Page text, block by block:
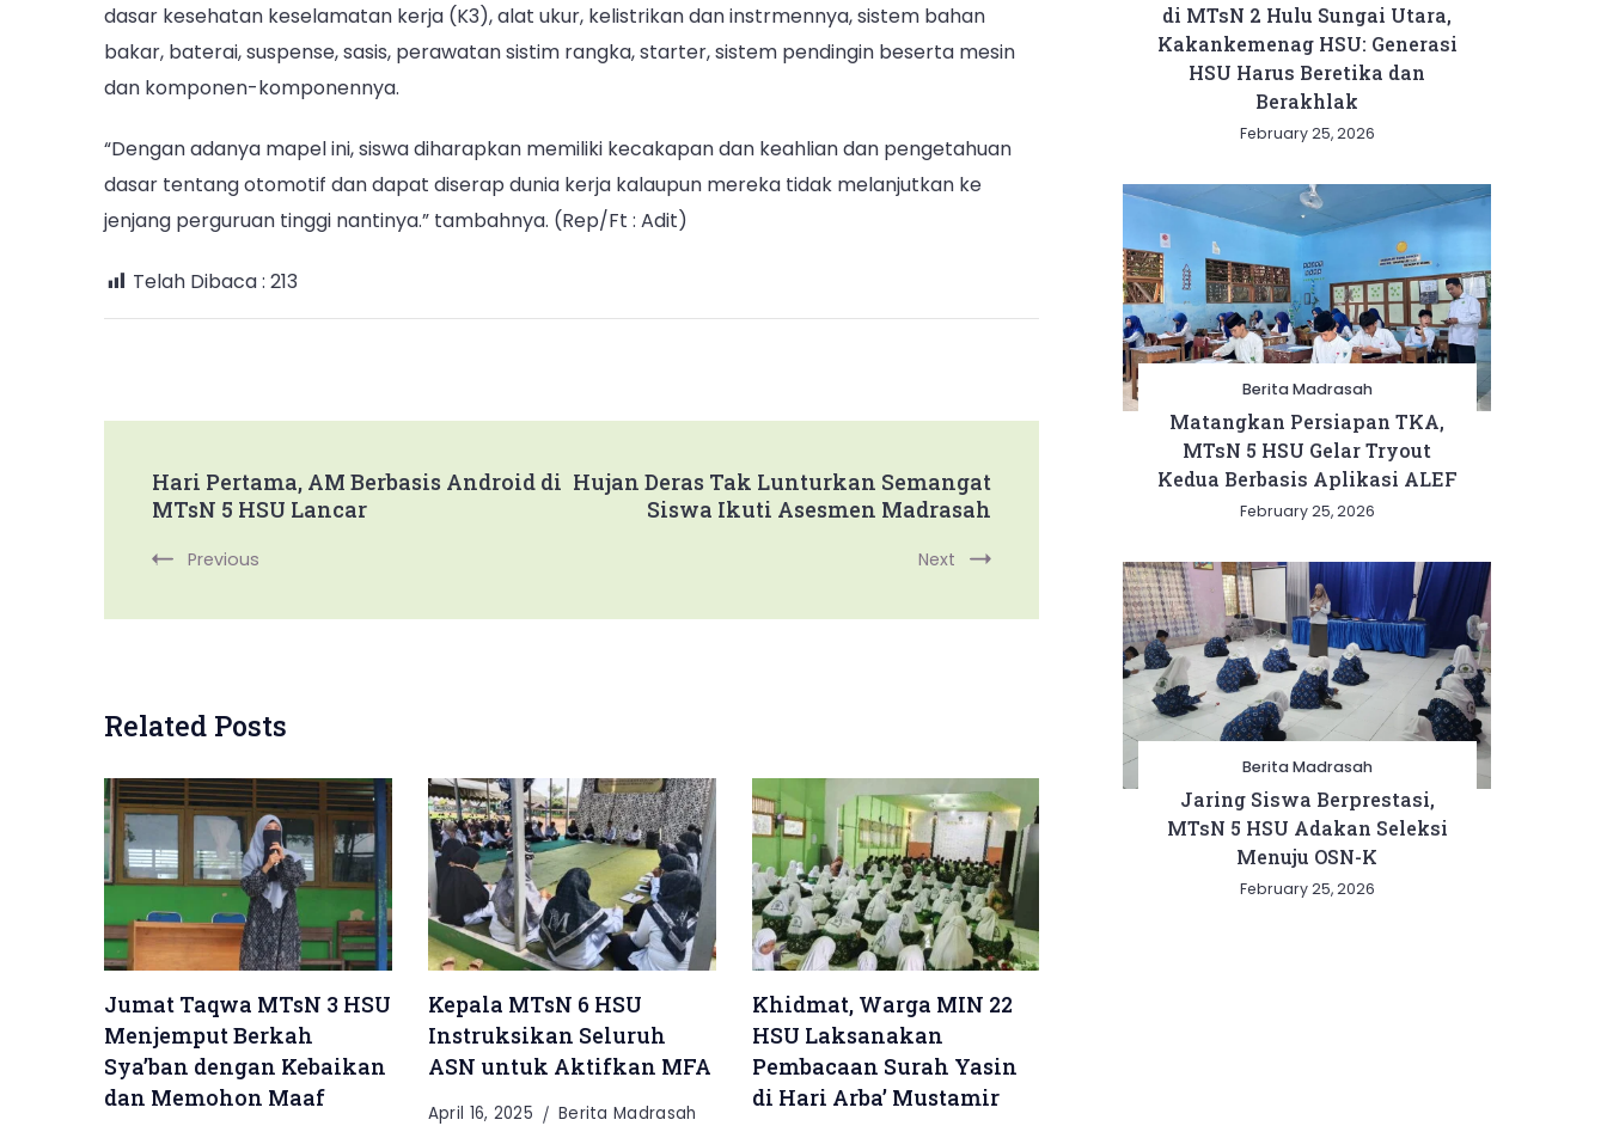
dasar kesehatan keselamatan kerja (K3), alat ukur, kelistrikan dan instrmennya, sistem bahan
bakar, baterai, suspense, sasis, perawatan sistim rangka, starter, sistem pendingin beserta mesin
dan komponen-komponennya.
“Dengan adanya mapel ini, siswa diharapkan memiliki kecakapan dan keahlian dan pengetahuan
dasar tentang otomotif dan dapat diserap dunia kerja kalaupun mereka tidak melanjutkan ke
jenjang perguruan tinggi nantinya.” tambahnya. (Rep/Ft : Adit)
Telah Dibaca : 213
Post
Navigation
Hari Pertama, AM Berbasis Android di
MTsN 5 HSU Lancar
Previous
Hujan Deras Tak Lunturkan Semangat
Siswa Ikuti Asesmen Madrasah
Next
Related Posts
Jumat Taqwa MTsN 3 HSU
Menjemput Berkah
Sya’ban dengan Kebaikan
dan Memohon Maaf
Kepala MTsN 6 HSU
Instruksikan Seluruh
ASN untuk Aktifkan MFA
April 16, 2025 Berita Madrasah
Khidmat, Warga MIN 22
HSU Laksanakan
Pembacaan Surah Yasin
di Hari Arba’ Mustamir
di MTsN 2 Hulu Sungai Utara,
Kakankemenag HSU: Generasi
HSU Harus Beretika dan
Berakhlak
February 25, 2026
Berita Madrasah
Matangkan Persiapan TKA,
MTsN 5 HSU Gelar Tryout
Kedua Berbasis Aplikasi ALEF
February 25, 2026
Berita Madrasah
Jaring Siswa Berprestasi,
MTsN 5 HSU Adakan Seleksi
Menuju OSN-K
February 25, 2026